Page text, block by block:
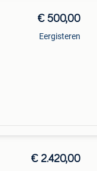
€ 500,00
Eergisteren
€ 2.420,00